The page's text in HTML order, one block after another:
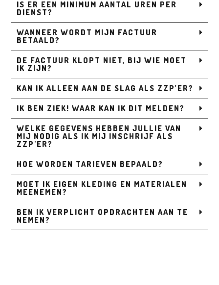
IS ER EEN MINIMUM AANTAL UREN PER
DIENST?
WANNEER WORDT MIJN FACTUUR
BETAALD?
DE FACTUUR KLOPT NIET, BIJ WIE MOET
IK ZIJN?
KAN IK ALLEEN AAN DE SLAG ALS ZZP’ER?
IK BEN ZIEK! WAAR KAN IK DIT MELDEN?
WELKE GEGEVENS HEBBEN JULLIE VAN
MIJ NODIG ALS IK MIJ INSCHRIJF ALS
ZZP'ER?
HOE WORDEN TARIEVEN BEPAALD?
MOET IK EIGEN KLEDING EN MATERIALEN
MEENEMEN?
BEN IK VERPLICHT OPDRACHTEN AAN TE
NEMEN?